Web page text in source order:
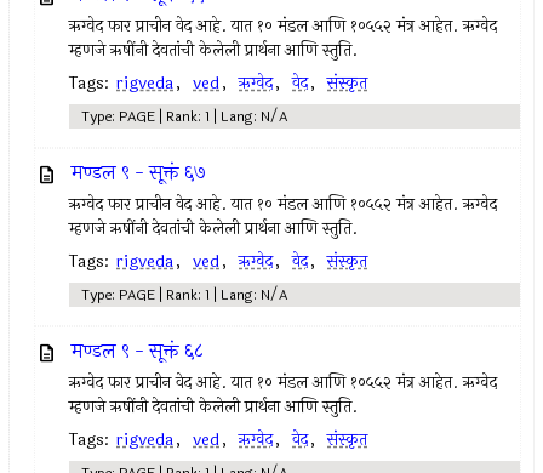
ऋग्वेद फार प्राचीन वेद आहे. यात १० मंडल आणि १०५५२ मंत्र आहेत. ऋग्वेद
म्हणजे ऋषींनी देवतांची केलेली प्रार्थना आणि स्तुति.
Tags: rigveda, ved, ऋग्वेद, वेद, संस्कृत
Type: PAGE | Rank: 1 | Lang: N/A
मण्डल ९ - सूक्तं ६७
ऋग्वेद फार प्राचीन वेद आहे. यात १० मंडल आणि १०५५२ मंत्र आहेत. ऋग्वेद
म्हणजे ऋषींनी देवतांची केलेली प्रार्थना आणि स्तुति.
Tags: rigveda, ved, ऋग्वेद, वेद, संस्कृत
Type: PAGE | Rank: 1 | Lang: N/A
मण्डल ९ - सूक्तं ६८
ऋग्वेद फार प्राचीन वेद आहे. यात १० मंडल आणि १०५५२ मंत्र आहेत. ऋग्वेद
म्हणजे ऋषींनी देवतांची केलेली प्रार्थना आणि स्तुति.
Tags: rigveda, ved, ऋग्वेद, वेद, संस्कृत